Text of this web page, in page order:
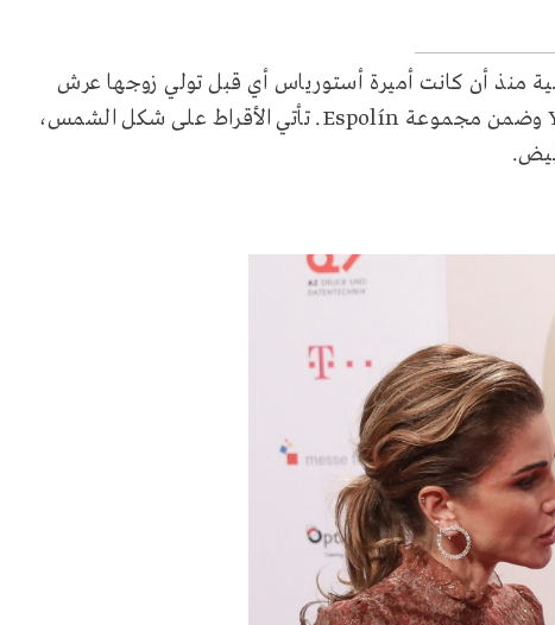
منذ أن كانت أميرة أستورياس أي قبل تولي زوجها عرش
وضمن مجموعة Espolín. تأتي الأقراط على شكل الشمس،